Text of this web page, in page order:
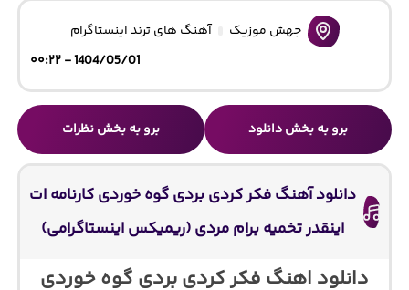
جهش موزیک
آهنگ های ترند اینستاگرام
1404/05/01 - ۰۰:۲۲
برو به بخش دانلود برو به بخش نظرات
دانلود آهنگ فکر کردی بردی گوه خوردی کارنامه‌ ات
اینقدر تخمیه برام مردی (ریمیکس اینستاگرامی)
دانلود اهنگ فکر کردی بردی گوه خوردی